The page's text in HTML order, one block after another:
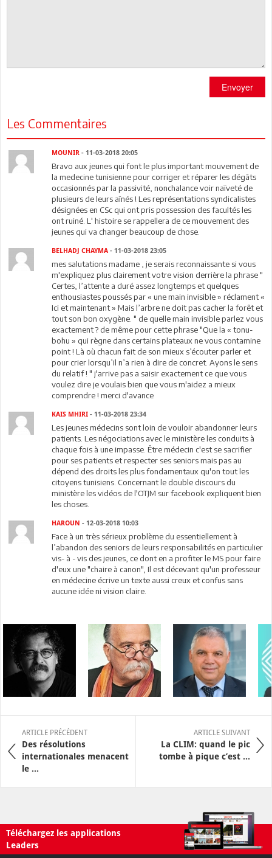
Envoyer
Les Commentaires
MOUNIR - 11-03-2018 20:05
Bravo aux jeunes qui font le plus important mouvement de
la medecine tunisienne pour corriger et réparer les dégâts
occasionnés par la passivité, nonchalance voir naïveté de
plusieurs de leurs aînés ! Les représentations syndicalistes
désignées en CSc qui ont pris possession des facultés les
ont ruiné. L' histoire se rappellera de ce mouvement des
jeunes qui va changer beaucoup de chose.
BELHADJ CHAYMA- 11-03-2018 23:05
mes salutations madame , je serais reconnaissante si vous
m'expliquez plus clairement votre vision derrière la phrase "
Certes, l’attente a duré assez longtemps et quelques
enthousiastes poussés par « une main invisible » réclament «
Ici et maintenant » Mais l’arbre ne doit pas cacher la forêt et
tout son bon oxygène. " de quelle main invisible parlez vous
exactement ? de même pour cette phrase "Que la « tonu-
bohu » qui règne dans certains plateaux ne vous contamine
point ! Là où chacun fait de son mieux s’écouter parler et
pour crier lorsqu’il n’a rien à dire de concret. Ayons le sens
du relatif ! " j'arrive pas a saisir exactement ce que vous
voulez dire je voulais bien que vous m'aidez a mieux
comprendre ! merci d'avance
KAIS MHIRI - 11-03-2018 23:34
Les jeunes médecins sont loin de vouloir abandonner leurs
patients. Les négociations avec le ministère les conduits à
chaque fois à une impasse. Être médecin c'est se sacrifier
pour ses patients et respecter ses seniors mais pas au
dépend des droits les plus fondamentaux qu'on tout les
citoyens tunisiens. Concernant le double discours du
ministère les vidéos de l'OTJM sur facebook expliquent bien
les choses.
HAROUN - 12-03-2018 10:03
Face à un très sérieux problème du essentiellement à
l’abandon des seniors de leurs responsabilités en particulier
vis- à - vis des jeunes, ce dont en a profiter le MS pour faire
d'eux une "chaire à canon", Il est décevant qu'un professeur
en médecine écrive un texte aussi creux et confus sans
aucune idée ni vision claire.
ARTICLE PRÉCÉDENT
Des résolutions
internationales menacent
le ...
ARTICLE SUIVANT
La CLIM: quand le pic
tombe à pique c’est ...
Téléchargez les applications
Leaders